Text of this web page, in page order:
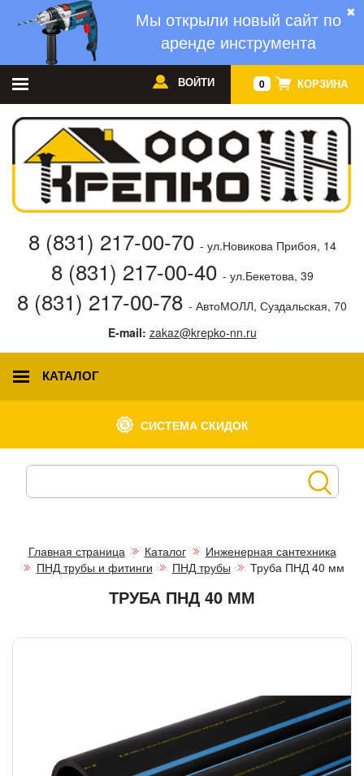
✖
Мы открыли новый сайт по
аренде инструмента
0 КОРЗИНА
ВОЙТИ
8 (831) 217-00-70 - ул.Новикова Прибоя, 14
8 (831) 217-00-40 - ул.Бекетова, 39
8 (831) 217-00-78 - АвтоМОЛЛ, Суздальская, 70
E-mail: zakaz@krepko-nn.ru
КАТАЛОГ
СИСТЕМА СКИДОК
Главная страница Каталог
Инженерная сантехника
ПНД трубы и фитинги
ПНД трубы Труба ПНД 40 мм
ТРУБА ПНД 40 ММ